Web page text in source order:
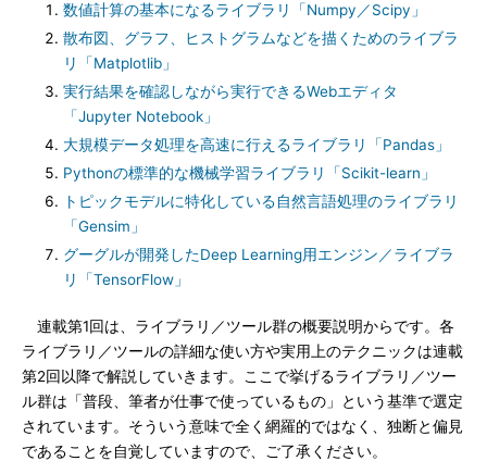
数値計算の基本になるライブラリ「Numpy／Scipy」
散布図、グラフ、ヒストグラムなどを描くためのライブラ
リ「Matplotlib」
実行結果を確認しながら実行できるWebエディタ
「Jupyter Notebook」
大規模データ処理を高速に行えるライブラリ「Pandas」
Pythonの標準的な機械学習ライブラリ「Scikit-learn」
トピックモデルに特化している自然言語処理のライブラリ
「Gensim」
グーグルが開発したDeep Learning用エンジン／ライブラ
リ「TensorFlow」
連載第1回は、ライブラリ／ツール群の概要説明からです。各
ライブラリ／ツールの詳細な使い方や実用上のテクニックは連載
第2回以降で解説していきます。ここで挙げるライブラリ／ツー
ル群は「普段、筆者が仕事で使っているもの」という基準で選定
されています。そういう意味で全く網羅的ではなく、独断と偏見
であることを自覚していますので、ご了承ください。